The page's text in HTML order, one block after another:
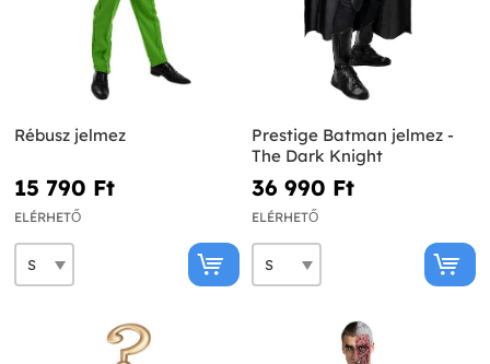
Rébusz jelmez
15 790 Ft‎
ELÉRHETŐ
Prestige Batman jelmez -
The Dark Knight
36 990 Ft‎
ELÉRHETŐ